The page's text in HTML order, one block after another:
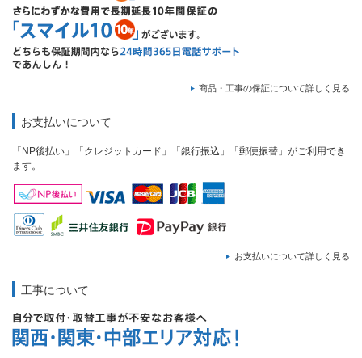
商品・工事の保証について詳しく見る
お支払いについて
「NP後払い」「クレジットカード」「銀行振込」「郵便振替」がご利用でき
ます。
お支払いについて詳しく見る
工事について